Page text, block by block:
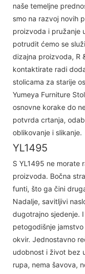
naše temeljne
smo na razvoj novih
proizvoda i pružanje
potrudit ćemo se
dizajna proizvoda, R
kontaktirate radi
stolicama za starije
Yumeya Furniture
osnovne korake do
potvrda crtanja,
oblikovanje i slikanje.
YL1495
S YL1495 ne morate
proizvoda. Bočna
funti, što ga čini
Nadalje, savitljivi
dugotrajno sjedenje.
petogodišnje
okvir. Jednostavno
udobnost i život bez
rupa, nema šavova,